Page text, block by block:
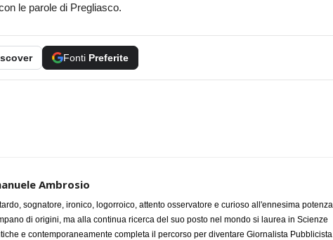
le parole di Pregliasco.
Fonti Preferite
Ambrosio
sognatore, ironico, logorroico, attento osservatore e curioso all'ennesima potenza.
di origini, ma alla continua ricerca del suo posto nel mondo si laurea in Scienze
e contemporaneamente completa il percorso per diventare Giornalista Pubblicista.